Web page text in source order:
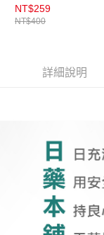
1.本服務係由「台灣大
用戶於交易時，得透過
由本公司與您本人進
付款後7-11取貨
每筆NT$100，滿
每筆NT$100，滿
NT$259
NT$400
詳細說明